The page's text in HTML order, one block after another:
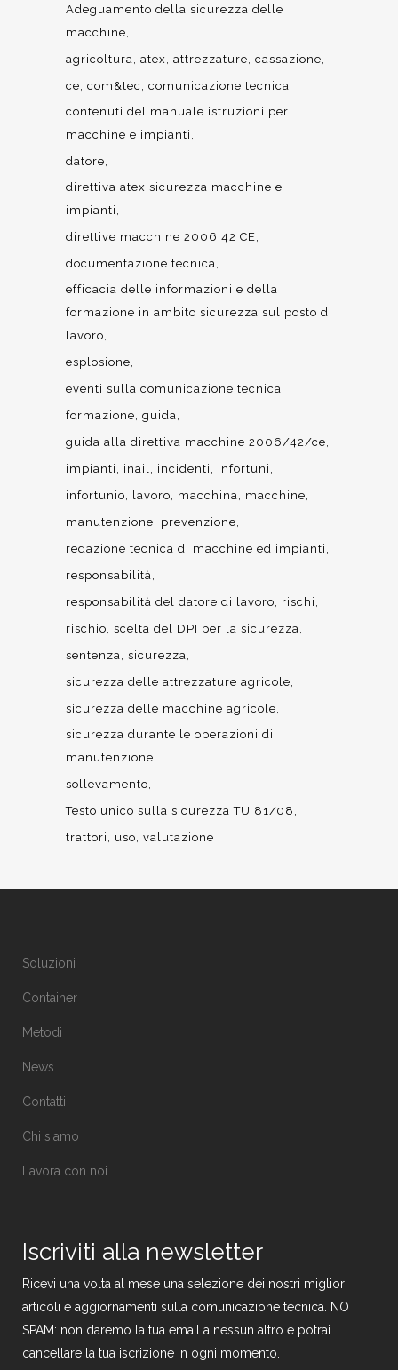
Adeguamento della sicurezza delle
macchine
agricoltura atex attrezzature cassazione
ce com&tec
comunicazione tecnica
contenuti del manuale istruzioni per
macchine e impianti
datore
direttiva atex sicurezza macchine e
impianti
direttive macchine 2006 42 CE
documentazione tecnica
efficacia delle informazioni e della
formazione in ambito sicurezza sul posto di
lavoro
esplosione
eventi sulla comunicazione tecnica
formazione guida
guida alla direttiva macchine 2006/42/ce
impianti
inail incidenti
infortuni
infortunio
lavoro macchina
macchine
manutenzione
prevenzione
redazione tecnica di macchine ed impianti
responsabilità
responsabilità del datore di lavoro
rischi
rischio scelta del DPI per la sicurezza
sentenza sicurezza
sicurezza delle attrezzature agricole
sicurezza delle macchine agricole
sicurezza durante le operazioni di
manutenzione
sollevamento
Testo unico sulla sicurezza TU 81/08
trattori
uso valutazione
Soluzioni
Container
Metodi
News
Contatti
Chi siamo
Lavora con noi
Iscriviti alla newsletter
Ricevi una volta al mese una selezione dei nostri migliori
articoli e aggiornamenti sulla comunicazione tecnica. NO
SPAM: non daremo la tua email a nessun altro e potrai
cancellare la tua iscrizione in ogni momento.